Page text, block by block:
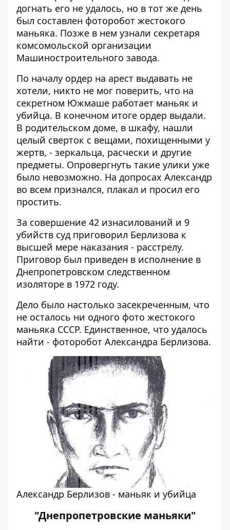
догнать его не удалось, но в тот же день
был составлен фоторобот жестокого
маньяка. Позже в нем узнали секретаря
комсомольской организации
Машиностроительного завода.
По началу ордер на арест выдавать не
хотели, никто не мог поверить, что на
секретном Южмаше работает маньяк и
убийца. В конечном итоге ордер выдали.
В родительском доме, в шкафу, нашли
целый сверток с вещами, похищенными у
жертв, - зеркальца, расчески и другие
предметы. Опровергнуть такие улики уже
было невозможно. На допросах Александр
во всем признался, плакал и просил его
простить.
За совершение 42 изнасилований и 9
убийств суд приговорил Берлизова к
высшей мере наказания - расстрелу.
Приговор был приведен в исполнение в
Днепропетровском следственном
изоляторе в 1972 году.
Дело было настолько засекреченным, что
не осталось ни одного фото жестокого
маньяка СССР. Единственное, что удалось
найти - фоторобот Александра Берлизова.
Александр Берлизов - маньяк и убийца
"Днепропетровские маньяки"